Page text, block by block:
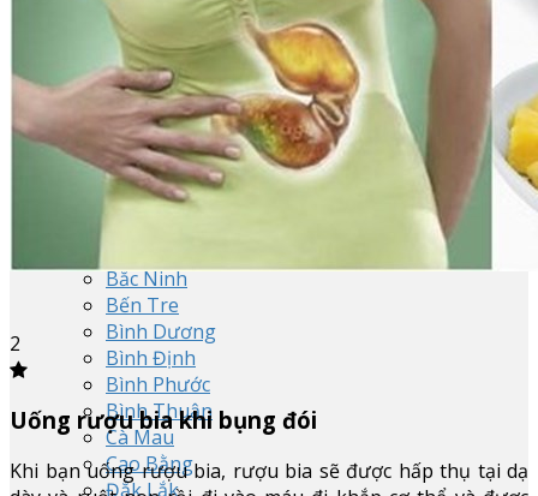
Tp. Hồ Chí Minh
Hà Nội
Cần Thơ
Đà Nẵng
Hải Phòng
An Giang
Bà Rịa-Vũng Tàu
Bạc Liêu
Bắc Ninh
Bến Tre
Bình Dương
Bình Định
Bình Phước
Bình Thuận
Cà Mau
Cao Bằng
Đắk Lắk
2
Uống rượu bia khi bụng đói
Khi bạn uống rượu bia, rượu bia sẽ được hấp thụ tại dạ